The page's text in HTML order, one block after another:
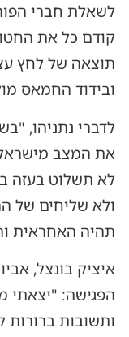
לשאלת חברי
קודם כל את
תוצאה של לחץ
ובידוד החמאס
לדברי נתניהו,
את המצב
לא תשלוט בעזה
ולא שליחים של
תהיה האחראית
איציק בונצל,
הפגישה:
ותשובות